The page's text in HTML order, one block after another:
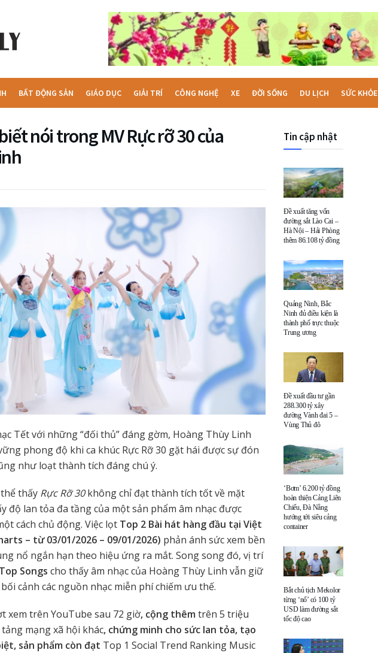
BẤT ĐỘNG SẢN GIÁO DỤC GIẢI TRÍ CÔNG NGHỆ XE ĐỜI SỐNG DU LỊCH SỨC KHỎE
nói trong MV Rực rỡ 30 của
Tết với những “đối thủ” đáng gờm, Hoàng Thùy Linh
phong độ khi ca khúc Rực Rỡ 30 gặt hái được sự đón
như loạt thành tích đáng chú ý.
thấy Rực Rỡ 30không chỉ đạt thành tích tốt về mặt
độ lan tỏa đa tầng của một sản phẩm âm nhạc được
cách chủ động. Việc lọt Top 2 Bài hát hàng đầu tại Việt
– từ 03/01/2026 – 09/01/2026) phản ánh sức xem bền
nổ ngắn hạn theo hiệu ứng ra mắt. Song song đó, vị trí
Songs cho thấy âm nhạc của Hoàng Thùy Linh vẫn giữ
cảnh các nguồn nhạc miễn phí chiếm ưu thế.
xem trên YouTube sau 72 giờ, cộng thêm trên 5 triệu
mạng xã hội khác, chứng minh cho sức lan tỏa, tạo
sản phẩm còn đạt Top 1 Social Trend Ranking Music
Tin cập nhật
Đề xuất tăng vốn
đường sắt Lào Cai –
Hà Nội – Hải Phòng
thêm 86.108 tỷ đồng
Quảng Ninh, Bắc
Ninh đủ điều kiện là
thành phố trực thuộc
Trung ương
Đề xuất đầu tư gần
288.300 tỷ xây
đường Vành đai 5 –
Vùng Thủ đô
‘Bơm’ 6.200 tỷ đồng
hoàn thiện Cảng Liên
Chiểu, Đà Nẵng
hướng tới siêu cảng
container
Bắt chủ tịch Mekolor
từng ‘nổ’ có 100 tỷ
USD làm đường sắt
tốc độ cao